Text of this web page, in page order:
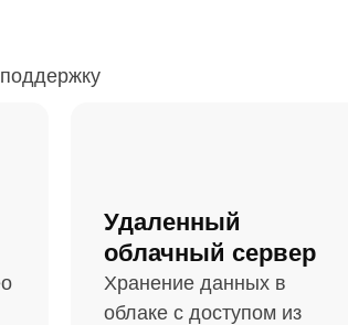
Удаленный
облачный сервер
Хранение данных в
облаке с доступом из